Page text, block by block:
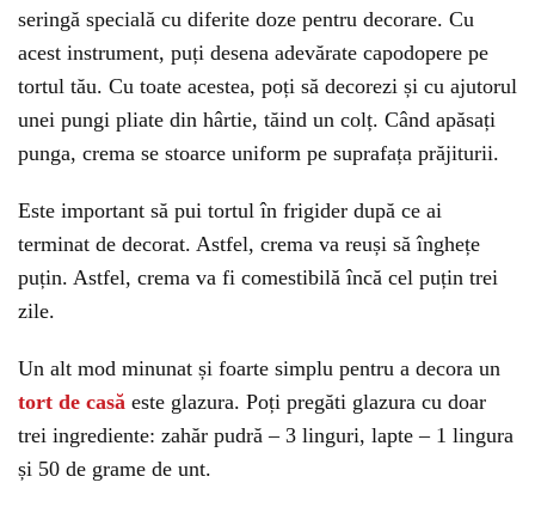
seringă specială cu diferite doze pentru decorare. Cu
acest instrument, puți desena adevărate capodopere pe
tortul tău. Cu toate acestea, poți să decorezi și cu ajutorul
unei pungi pliate din hârtie, tăind un colț. Când apăsați
punga, crema se stoarce uniform pe suprafața prăjiturii.
Este important să pui tortul în frigider după ce ai
terminat de decorat. Astfel, crema va reuși să înghețe
puțin. Astfel, crema va fi comestibilă încă cel puțin trei
zile.
Un alt mod minunat și foarte simplu pentru a decora un
tort de casă este glazura. Poți pregăti glazura cu doar
trei ingrediente: zahăr pudră – 3 linguri, lapte – 1 lingura
și 50 de grame de unt.